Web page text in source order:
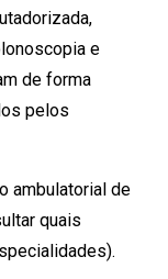
e
de forma
pelos
ambulatorial de
quais